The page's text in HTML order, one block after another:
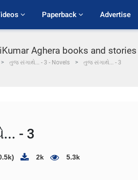
Paperback Advertise
Aghera books and
તુજ સંગાથે... - 3 - Novels તુજ સંગાથે... - 3
- 3
2k 5.3k